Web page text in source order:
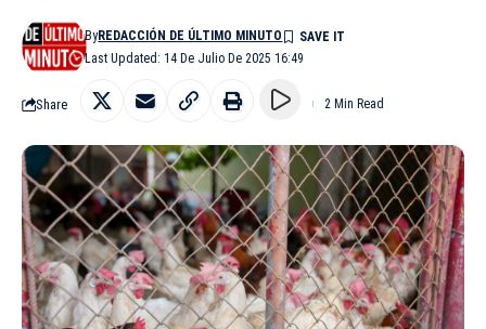
Last Updated: 14 De Julio De 2025 16:49
ByREDACCIÓN DE ÚLTIMO MINUTO
Share 2 Min Read